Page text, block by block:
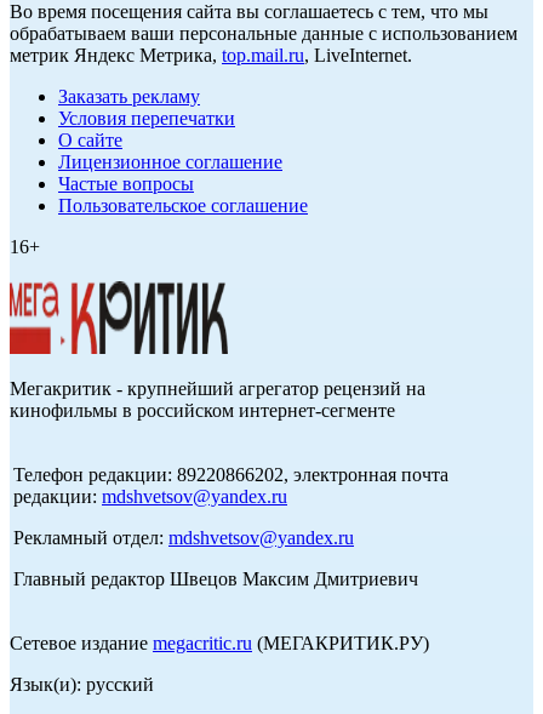
Во время посещения сайта вы соглашаетесь с тем, что мы
обрабатываем ваши персональные данные с использованием
метрик Яндекс Метрика, top.mail.ru, LiveInternet.
Заказать рекламу
Условия перепечатки
О сайте
Лицензионное соглашение
Частые вопросы
Пользовательское соглашение
16+
Мегакритик - крупнейший агрегатор рецензий на
кинофильмы в российском интернет-сегменте
Телефон редакции: 89220866202, электронная почта
редакции: mdshvetsov@yandex.ru
Рекламный отдел: mdshvetsov@yandex.ru
Главный редактор Швецов Максим Дмитриевич
Сетевое издание megacritic.ru (МЕГАКРИТИК.РУ)
Язык(и): русский